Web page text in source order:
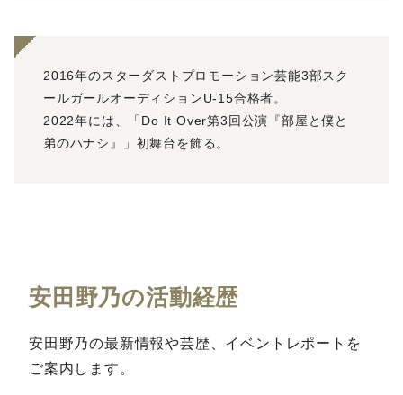
2016年のスターダストプロモーション芸能3部スク
ールガールオーディションU-15合格者。
2022年には、「Do It Over第3回公演『部屋と僕と
弟のハナシ』」初舞台を飾る。
安田野乃の活動経歴
安田野乃の最新情報や芸歴、イベントレポートを
ご案内します。